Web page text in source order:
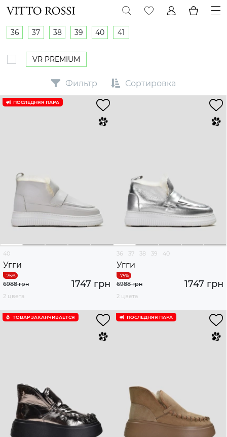
36 37 38 39 40 41
VR PREMIUM
Фильтр Сортировка
ПОСЛЕДНЯЯ ПАРА
40
Угги
1747 грн
6988 грн
2 цвета
36 37 38 39 40
Угги
1747 грн
6988 грн
2 цвета
ТОВАР ЗАКАНЧИВАЕТСЯ ПОСЛЕДНЯЯ ПАРА